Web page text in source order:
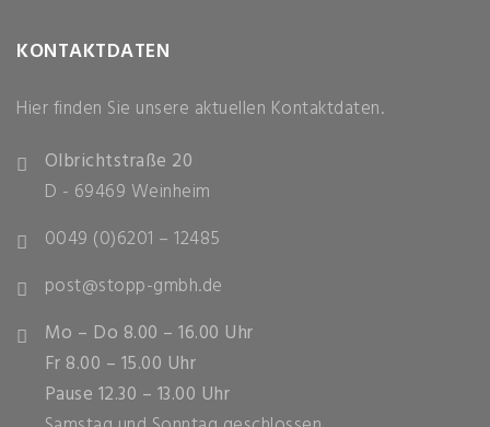
KONTAKTDATEN
Hier finden Sie unsere aktuellen Kontaktdaten.
Olbrichtstraße 20
D - 69469 Weinheim
0049 (0)6201 – 12485
post@stopp-gmbh.de
Mo – Do 8.00 – 16.00 Uhr
Fr 8.00 – 15.00 Uhr
Pause 12.30 – 13.00 Uhr